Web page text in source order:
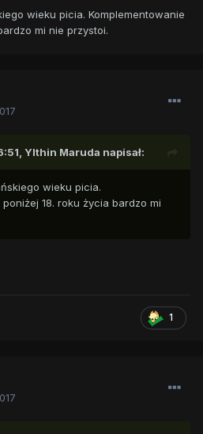
wieku picia. Komplementowanie
mi nie przystoi.
Ylthin Maruda napisał:
wieku picia.
18. roku życia bardzo mi
1